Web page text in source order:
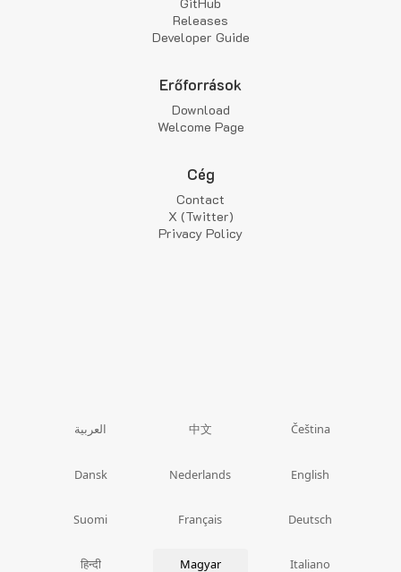
Releases
Developer Guide
Erőforrások
Download
Welcome Page
Cég
Contact
X (Twitter)
Privacy Policy
العربية 中文 Čeština
Dansk Nederlands English
Suomi Français Deutsch
हिन्दी Magyar Italiano